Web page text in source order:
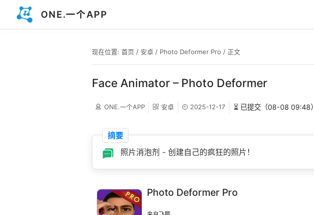
ONE.一个APP
现在位置: 首页 / 安卓 / Photo Deformer Pro / 正文
Face Animator – Photo Deformer
ONE.一个APP 安卓 2025-12-17 ⏳ 已提交（08-08 09:48）
摘要
照片消泡剂 - 创建自己的疯狂的照片！
Photo Deformer Pro